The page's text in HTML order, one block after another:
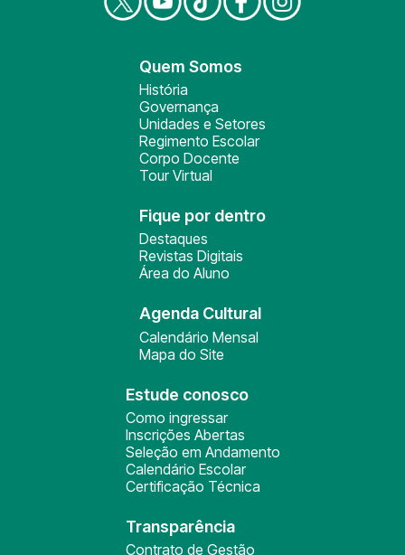
Quem Somos
História
Governança
Unidades e Setores
Regimento Escolar
Corpo Docente
Tour Virtual
Fique por dentro
Destaques
Revistas Digitais
Área do Aluno
Agenda Cultural
Calendário Mensal
Mapa do Site
Estude conosco
Como ingressar
Inscrições Abertas
Seleção em Andamento
Calendário Escolar
Certificação Técnica
Transparência
Contrato de Gestão